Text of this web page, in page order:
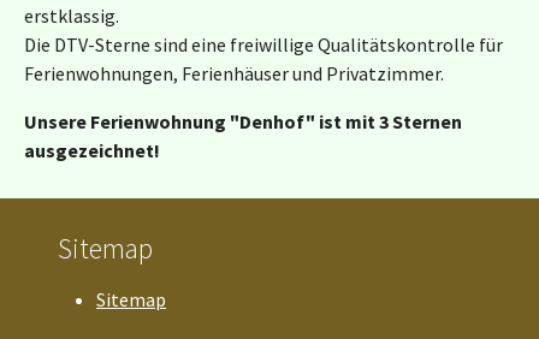
erstklassig.
Die DTV-Sterne sind eine freiwillige Qualitätskontrolle für
Ferienwohnungen, Ferienhäuser und Privatzimmer.
Unsere Ferienwohnung "Denhof" ist mit 3 Sternen
ausgezeichnet!
Sitemap
Sitemap
EXTERNE MEDIEN
Plattformen anzeigen zu können, werden von
diesen externen Medien Cookies gesetzt.
Name: